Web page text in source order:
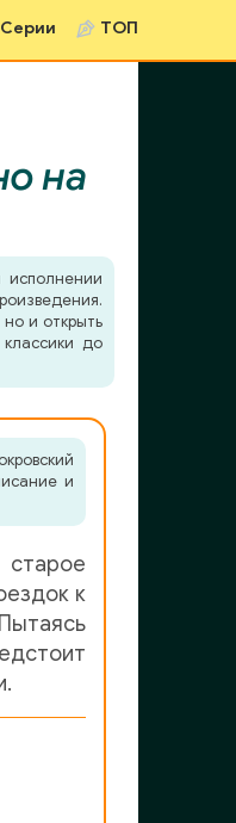
Серии ТОП
на
исполнении
и открыть
до
и
к